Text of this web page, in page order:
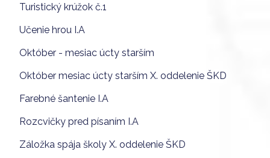
Turistický krúžok č.1
Učenie hrou I.A
Október - mesiac úcty starším
Október mesiac úcty starším X. oddelenie ŠKD
Farebné šantenie I.A
Rozcvičky pred písaním I.A
Záložka spája školy X. oddelenie ŠKD